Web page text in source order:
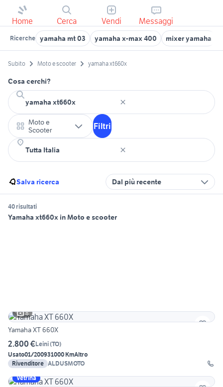
Home Cerca Vendi Messaggi
Ricerche yamaha mt 03 yamaha x-max 400 mixer yamaha
Subito Moto e scooter yamaha xt660x
Cosa cerchi?
Moto e
Scooter
Filtri
Salva ricerca Dal più recente
40 risultati
Yamaha xt660x in Moto e scooter
8
Yamaha XT 660X
2.800 €Leini(TO)
Usato01/200931000 KmAltro
Rivenditore ALDUSMOTO
Vetrina